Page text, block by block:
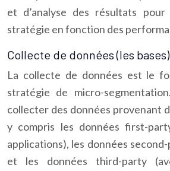
et d’analyse des résultats
stratégie en fonction des
Collecte de données (les bases)
La collecte de données est le
stratégie de micro-
collecter des données provenant
y compris les données first-
applications), les données
et les données third-party